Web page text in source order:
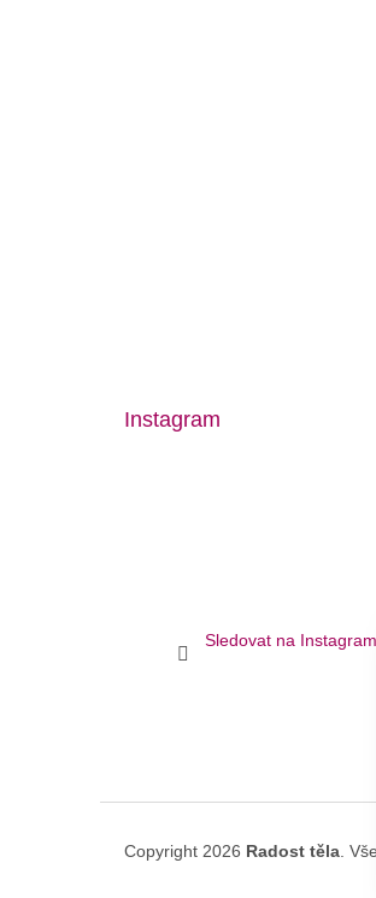
Instagram
Sledovat na
Copyright 2026 Radost těla.